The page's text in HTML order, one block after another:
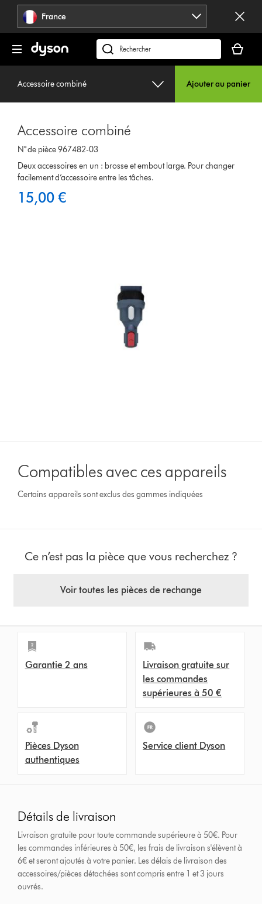
Sauter
pages
France
Rechercher
des
panier
est
Accessoire combiné Ajouter au panier
Accessoire combiné
N° de pièce 967482-03
Deux accessoires en un : brosse et embout large. Pour changer
facilement d’accessoire entre les tâches.
15,00 €
Compatibles avec ces appareils
Certains appareils sont exclus des gammes indiquées
Ce n’est pas la pièce que vous recherchez ?
Voir toutes les pièces de rechange
Garantie 2 ans
Livraison gratuite sur
les commandes
supérieures à 50 €
Pièces Dyson
authentiques
Service client Dyson
Détails de livraison
Livraison gratuite pour toute commande supérieure à 50€. Pour
les commandes inférieures à 50€, les frais de livraison s'élèvent à
6€ et seront ajoutés à votre panier. Les délais de livraison des
accessoires/pièces détachées sont compris entre 1 et 3 jours
ouvrés.